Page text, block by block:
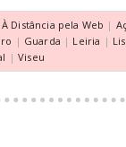
À Distância pela Web |
| Guarda | Leiria |
| Viseu